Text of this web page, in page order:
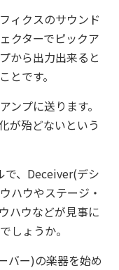
ィクスのサウンド
クターでピックア
から出力出来ると
とです。
ンプに送ります。
が殆どないという
で、Deceiver(デシ
ハウやステージ・
ハウなどが見事に
しょうか。
バー)の楽器を始め